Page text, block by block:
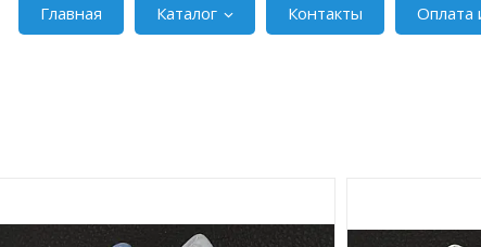
Главная Каталог Контакты Оплата